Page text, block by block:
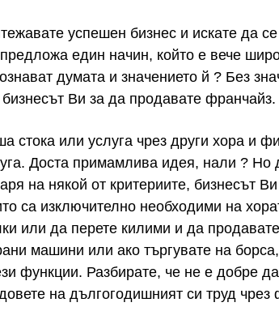
успешен бизнес и искате да
един начин, който е вече
думата и значението й ? Без
Ви за да продавате франчайз.
стока или услуга чрез други хора и
Доста примамлива идея, нали ? Но
на някой от критериите, бизнесът
са изключително необходими на
или да перете килими и да
машини или ако търгувате на
функции. Разбирате, че не е добре
на дългогодишният си труд